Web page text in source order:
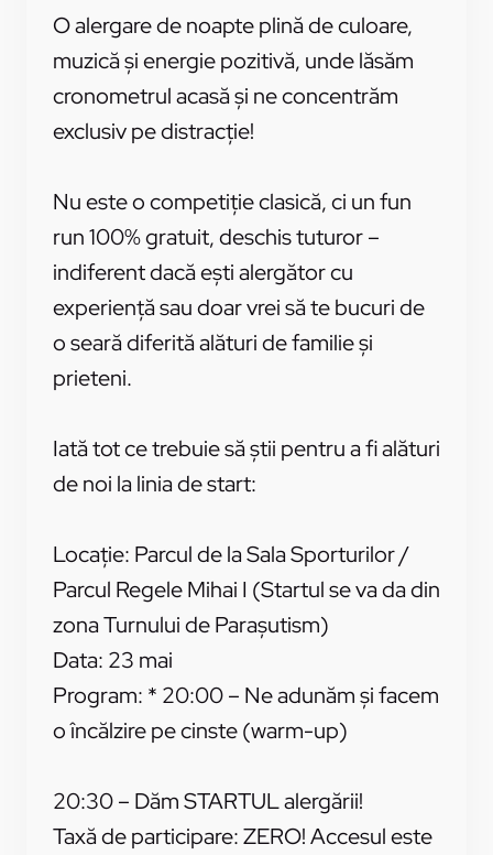
O alergare de noapte plină de culoare,
muzică și energie pozitivă, unde lăsăm
cronometrul acasă și ne concentrăm
exclusiv pe distracție!
Nu este o competiție clasică, ci un fun
run 100% gratuit, deschis tuturor –
indiferent dacă ești alergător cu
experiență sau doar vrei să te bucuri de
o seară diferită alături de familie și
prieteni.
Iată tot ce trebuie să știi pentru a fi alături
de noi la linia de start:
Locație: Parcul de la Sala Sporturilor /
Parcul Regele Mihai I (Startul se va da din
zona Turnului de Parașutism)
Data: 23 mai
Program: * 20:00 – Ne adunăm și facem
o încălzire pe cinste (warm-up)
20:30 – Dăm STARTUL alergării!
Taxă de participare: ZERO! Accesul este